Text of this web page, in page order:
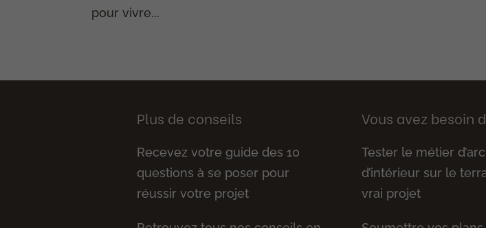
pour vivre...
Plus de conseils
Recevez votre guide des 10
questions à se poser pour
réussir votre projet
Vous avez besoin
Tester le métier
d’intérieur sur le
vrai projet